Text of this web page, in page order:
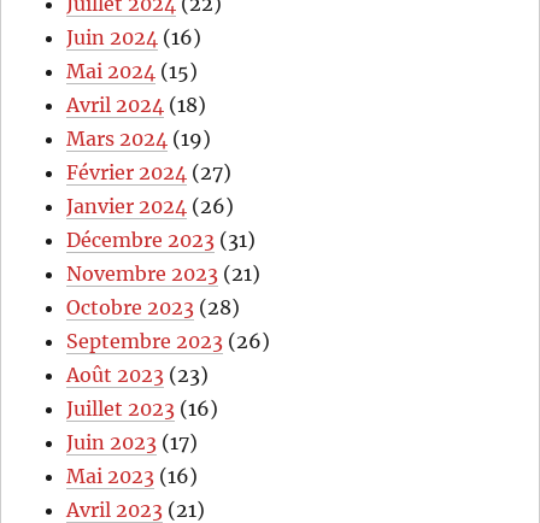
Juin 2024 (16)
Mai 2024 (15)
Avril 2024 (18)
Mars 2024 (19)
Février 2024 (27)
Janvier 2024 (26)
Décembre 2023 (31)
Novembre 2023 (21)
Octobre 2023 (28)
Septembre 2023 (26)
Août 2023 (23)
Juillet 2023 (16)
Juin 2023 (17)
Mai 2023 (16)
Avril 2023 (21)